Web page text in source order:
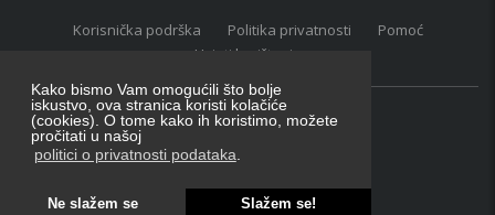
Kako bismo Vam omogućili što bolje
iskustvo, ova stranica koristi kolačiće
(cookies). O tome kako ih koristimo, možete
pročitati u našoj
politici o privatnosti podataka
Ne slažem se Slažem se!
Korisnička podrška Politika privatnosti
Pomoć
Uvjeti korištenja
Oglasnik grupacija:posao.hr|oglasnik.hr|auti.hr
Tečaj za konverziju u EUR valutu: 1 euro = 7.53450 kn